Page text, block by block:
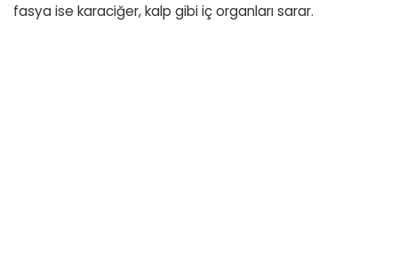
fasya ise karaciğer, kalp gibi iç organları sarar.